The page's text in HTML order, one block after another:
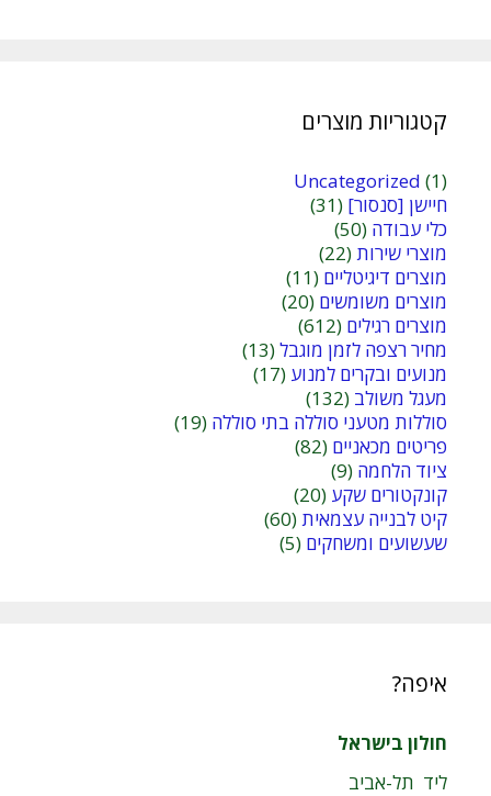
קטגוריות מוצרים
Uncategorized (1)
חיישן [סנסור] (31)
כלי עבודה (50)
מוצרי שירות(22)
מוצרים דיגיטליים (11)
מוצרים משומשים (20)
מוצרים רגילים (612)
מחיר רצפה לזמן מוגבל(13)
מנועים ובקרים למנוע (17)
מעגל משולב (132)
סוללות מטעני סוללה בתי סוללה (19)
פריטים מכאניים (82)
ציוד הלחמה (9)
קונקטורים שקע (20)
קיט לבנייה עצמאית(60)
שעשועים ומשחקים (5)
איפה?
חולון בישראל
ליד תל-אביב